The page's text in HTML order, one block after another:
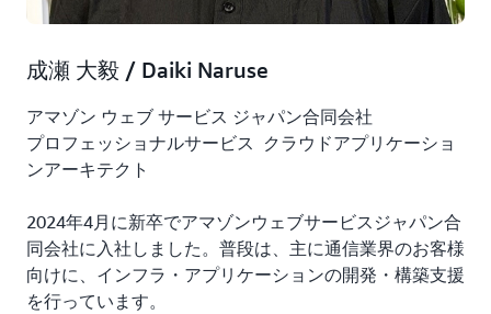
成瀬 大毅 / Daiki Naruse
アマゾン ウェブ サービス ジャパン合同会社
プロフェッショナルサービス クラウドアプリケーショ
ンアーキテクト
2024年4月に新卒でアマゾンウェブサービスジャパン合
同会社に入社しました。普段は、主に通信業界のお客様
向けに、インフラ・アプリケーションの開発・構築支援
を行っています。